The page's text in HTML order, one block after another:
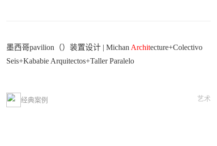
墨西哥pavilion（）装置设计 | Michan Architecture+Colectivo
Seis+Kababie Arquitectos+Taller Paralelo
经典案例 艺术